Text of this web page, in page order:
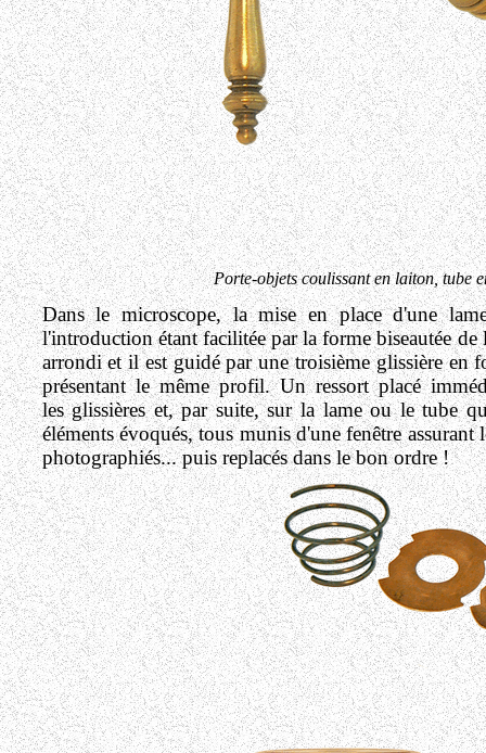
Porte-objets coulissant en laiton, tube
Dans le microscope, la mise en place d'une
l'introduction étant facilitée par la forme biseautée
arrondi et il est guidé par une troisième glissière en
présentant le même profil. Un ressort placé
les glissières et, par suite, sur la lame ou le tube
éléments évoqués, tous munis d'une fenêtre
photographiés... puis replacés dans le bon ordre !